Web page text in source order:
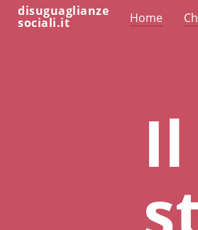
disuguaglianze
sociali.it Home